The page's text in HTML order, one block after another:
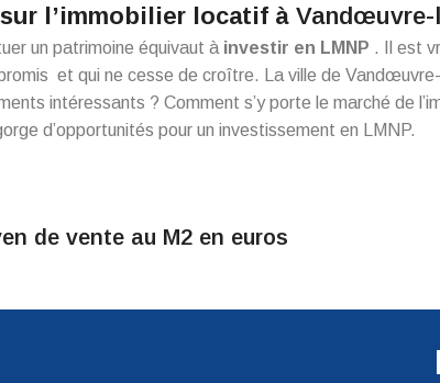
l’immobilier locatif à Vandœuvre-
un patrimoine équivaut à investir en LMNP . Il est
et qui ne cesse de croître. La ville de
intéressants ? Comment s’y porte le marché de
d’opportunités pour un investissement en LMNP.
de vente au M2 en euros